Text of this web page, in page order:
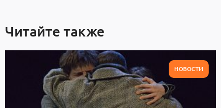
Читайте также
НОВОСТИ